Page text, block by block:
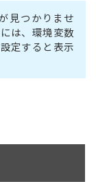
見つかりませ
は、環境変数
定すると表示